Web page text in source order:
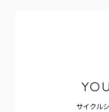
サイクル